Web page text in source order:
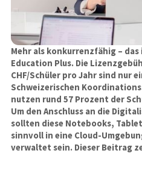
Mehr als konkurrenzfähig –
Education Plus. Die
CHF/Schüler pro Jahr sind nur
Schweizerischen
nutzen rund 57 Prozent der
Um den Anschluss an die
sollten diese Notebooks,
sinnvoll in eine Cloud-
verwaltet sein. Dieser Beitrag